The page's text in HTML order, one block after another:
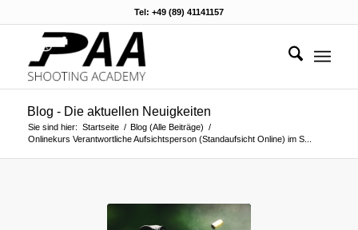
Tel: +49 (89) 41141157
Blog - Die aktuellen Neuigkeiten
Sie sind hier: Startseite / Blog (Alle Beiträge) /
Onlinekurs Verantwortliche Aufsichtsperson (Standaufsicht Online) im S...